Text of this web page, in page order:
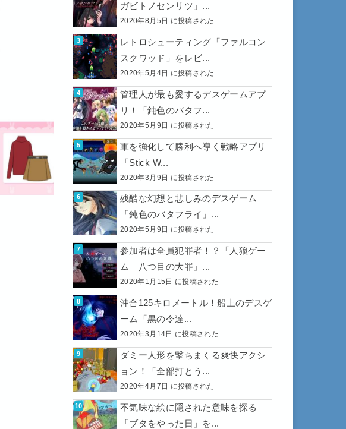
ガビトノセンリツ」...
2020年8月5日 に投稿された
レトロシューティング「ファルコン
スクワッド」をレビ...
2020年5月4日 に投稿された
管理人が最も愛するデスゲームアプ
リ！「鈍色のバタフ...
2020年5月9日 に投稿された
軍を強化して勝利へ導く戦略アプリ
「Stick W...
2020年3月9日 に投稿された
残酷な幻想と悲しみのデスゲーム
「鈍色のバタフライ」...
2020年5月9日 に投稿された
参加者は全員犯罪者！？「人狼ゲー
ム 八つ目の大罪」...
2020年1月15日 に投稿された
沖合125キロメートル！船上のデスゲ
ーム「黒の令達...
2020年3月14日 に投稿された
ダミー人形を撃ちまくる爽快アクシ
ョン！「全部打とう...
2020年4月7日 に投稿された
不気味な絵に隠された意味を探る
「ブタをやった日」を...